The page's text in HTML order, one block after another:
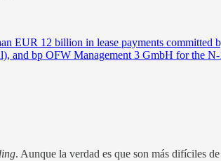
EUR 12 billion in lease payments
and bp OFW Management 3 GmbH for the
. Aunque la verdad es que son más difíciles